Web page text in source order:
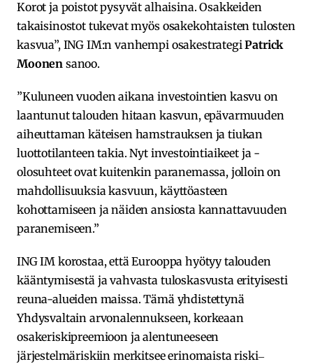
Korot ja poistot pysyvät alhaisina. Osakkeiden
takaisinostot tukevat myös osakekohtaisten tulosten
kasvua”, ING IM:n vanhempi osakestrategiPatrick
Moonen sanoo.
”Kuluneen vuoden aikana investointien kasvu on
laantunut talouden hitaan kasvun, epävarmuuden
aiheuttaman käteisen hamstrauksen ja tiukan
luottotilanteen takia. Nyt investointiaikeet ja -
olosuhteet ovat kuitenkin paranemassa, jolloin on
mahdollisuuksia kasvuun, käyttöasteen
kohottamiseen ja näiden ansiosta kannattavuuden
paranemiseen.”
ING IM korostaa, että Eurooppa hyötyy talouden
kääntymisestä ja vahvasta tuloskasvusta erityisesti
reuna-alueiden maissa. Tämä yhdistettynä
Yhdysvaltain arvonalennukseen, korkeaan
osakeriskipreemioon ja alentuneeseen
järjestelmäriskiin merkitsee erinomaista riski‒